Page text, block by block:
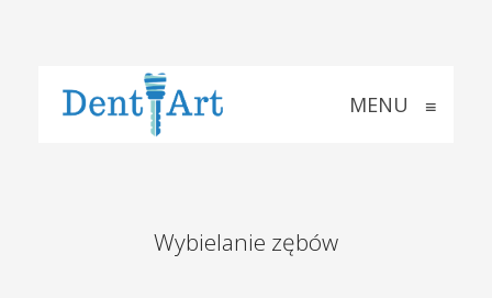
MENU ≡
Wybielanie zębów